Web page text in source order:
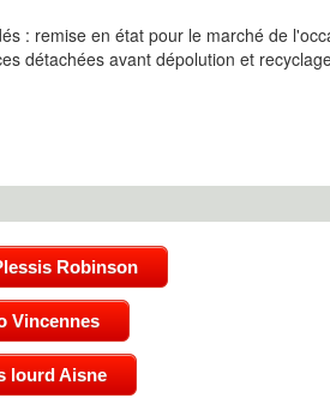
: remise en état pour le marché de
détachées avant dépolution et
Robinson
Vincennes
lourd Aisne